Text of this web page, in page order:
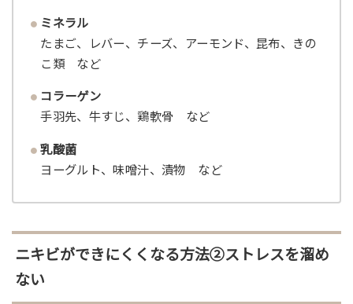
ミネラル
たまご、レバー、チーズ、アーモンド、昆布、きの
こ類 など
コラーゲン
手羽先、牛すじ、鶏軟骨 など
乳酸菌
ヨーグルト、味噌汁、漬物 など
ニキビができにくくなる方法②ストレスを溜め
ない